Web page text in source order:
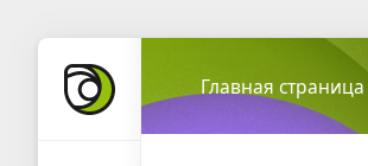
Главная страница